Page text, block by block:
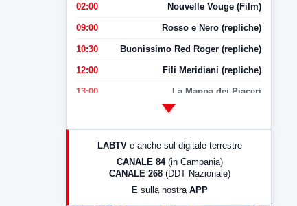
02:00 Nouvelle Vouge (Film)
09:00 Rosso e Nero (repliche)
10:30 Buonissimo Red Roger (repliche)
12:00 Fili Meridiani (repliche)
13:00 La Mappa dei Piaceri
LabNews (Diretta)
LABTV e anche sul digitale terrestre
CANALE 84 (in Campania)
CANALE 268 (DDT Nazionale)
E sulla nostra APP